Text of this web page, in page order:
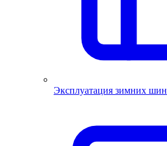
Эксплуатация зимних шин